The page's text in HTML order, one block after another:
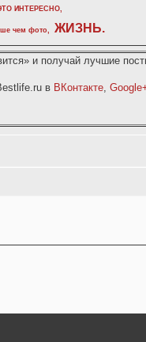
ИНТЕРЕСНО,
чем фото, ЖИЗНЬ.
и получай лучшие
в ВКонтакте,